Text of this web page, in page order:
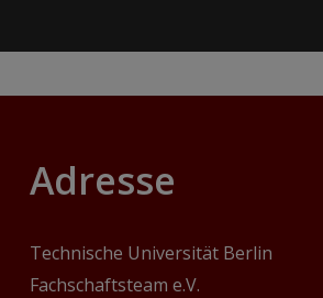
Adresse
Technische Universität Berlin
Fachschaftsteam e.V.